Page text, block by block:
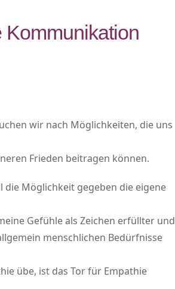
Kommunikation
wir nach Möglichkeiten, die uns
Frieden beitragen können.
die Möglichkeit gegeben die eigene
Gefühle als Zeichen erfüllter und
menschlichen Bedürfnisse
übe, ist das Tor für Empathie